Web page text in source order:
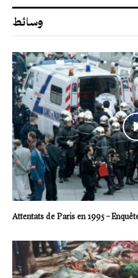
وسائط
Attentats de Paris en 1995 –